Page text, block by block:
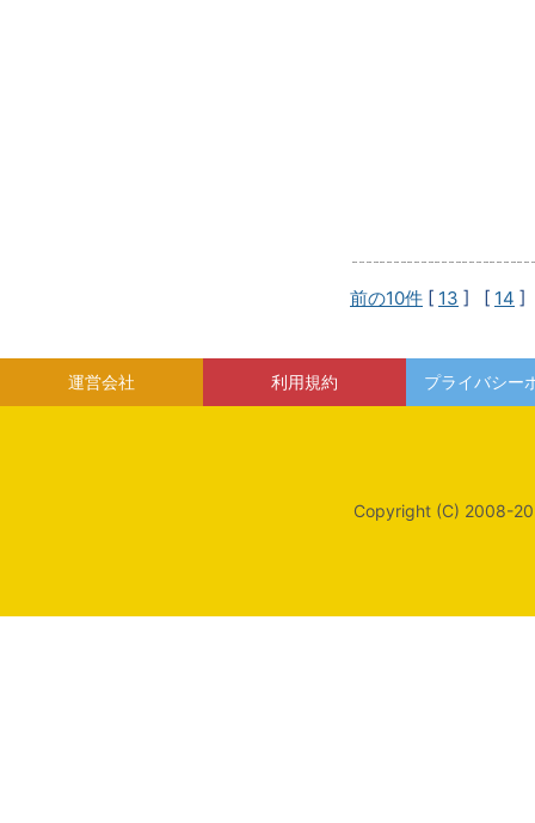
前の10件 [ 13 ] [ 14 ]
運営会社 利用規約 プライバシー
Copyright (C) 2008-